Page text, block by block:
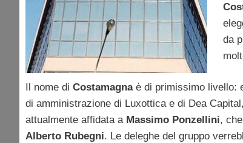
da
Il nome di Costamagnaè di primissimo livello:
di amministrazione di Luxottica e di Dea
attualmente affidata a Massimo Ponzellini,
Alberto Rubegni. Le deleghe del gruppo